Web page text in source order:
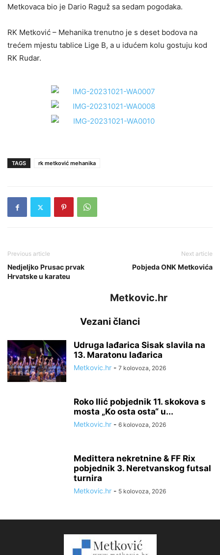
Metkovaca bio je Dario Raguž sa sedam pogodaka.
RK Metković – Mehanika trenutno je s deset bodova na
trećem mjestu tablice Lige B, a u idućem kolu gostuju kod
RK Rudar.
TAGS rk metković mehanika
Previous article
Nedjeljko Prusac prvak
Hrvatske u karateu
Next article
Pobjeda ONK Metkovića
Metkovic.hr
Vezani članci
Udruga lađarica Sisak slavila na
13. Maratonu lađarica
Metkovic.hr - 7 kolovoza, 2026
Roko Ilić pobjednik 11. skokova s
mosta „Ko osta osta“ u...
Metkovic.hr - 6 kolovoza, 2026
Medittera nekretnine & FF Rix
pobjednik 3. Neretvanskog futsal
turnira
Metkovic.hr - 5 kolovoza, 2026